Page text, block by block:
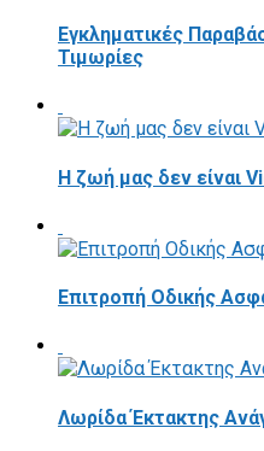
Εγκληματικές
Τιμωρίες
Η ζωή μας δεν είναι
Επιτροπή Οδικής
Λωρίδα Έκτακτης